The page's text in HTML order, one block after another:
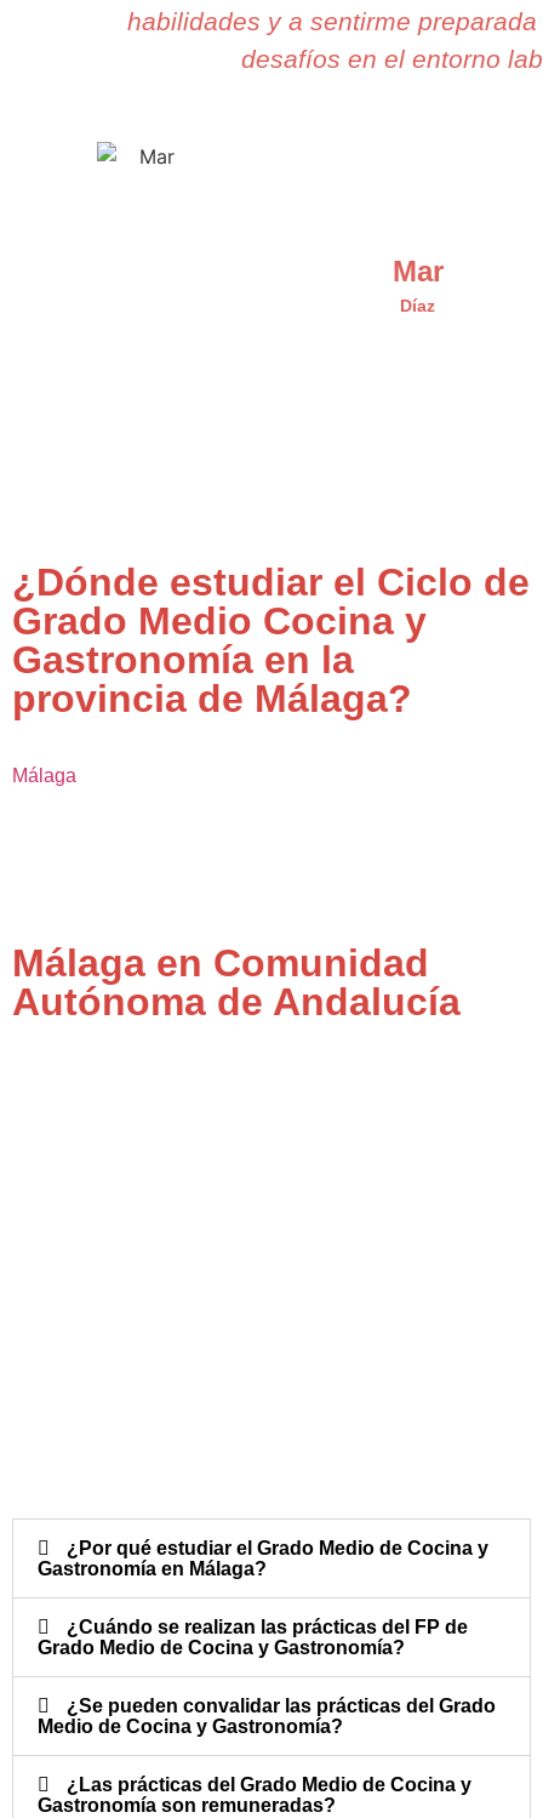
habilidades y a sentirme
desafíos en el entorno
Mar
Díaz
¿Dónde estudiar el Ciclo de
Grado Medio Cocina y
Gastronomía en la
provincia de Málaga?
Málaga
Málaga en Comunidad
Autónoma de Andalucía
¿Por qué estudiar el Grado Medio de Cocina y
Gastronomía en Málaga?
¿Cuándo se realizan las prácticas del FP de
Grado Medio de Cocina y Gastronomía?​
¿Se pueden convalidar las prácticas del Grado
Medio de Cocina y Gastronomía?​
¿Las prácticas del Grado Medio de Cocina y
Gastronomía son remuneradas?​